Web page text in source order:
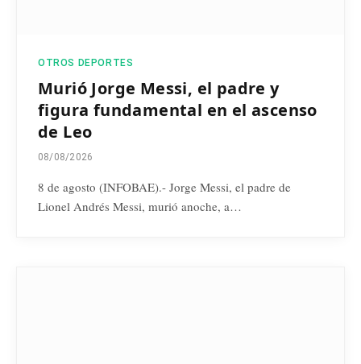
OTROS DEPORTES
Murió Jorge Messi, el padre y
figura fundamental en el ascenso
de Leo
08/08/2026
8 de agosto (INFOBAE).- Jorge Messi, el padre de
Lionel Andrés Messi, murió anoche, a…